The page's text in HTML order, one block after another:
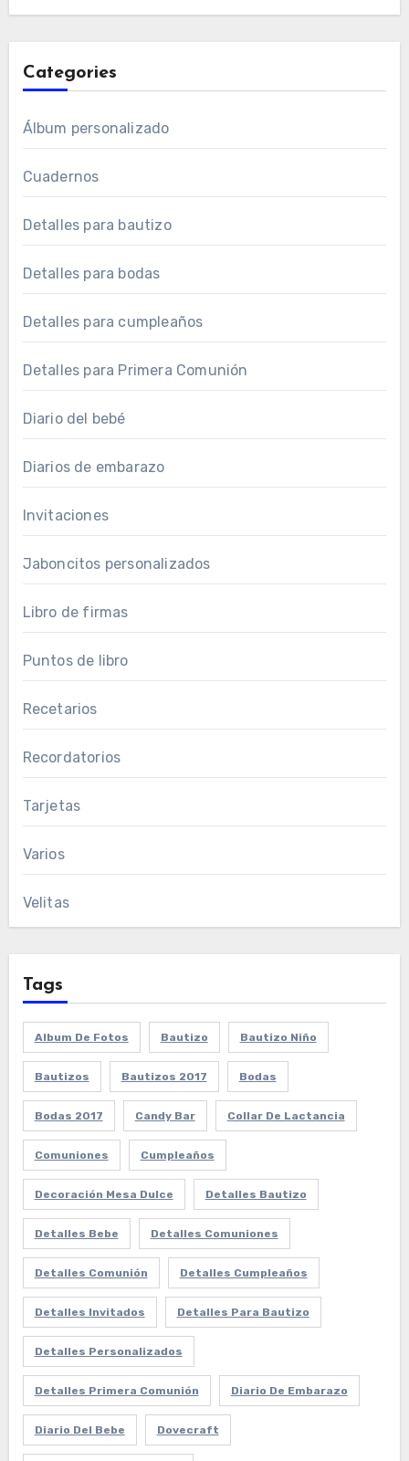
Categories
Álbum personalizado
Cuadernos
Detalles para bautizo
Detalles para bodas
Detalles para cumpleaños
Detalles para Primera Comunión
Diario del bebé
Diarios de embarazo
Invitaciones
Jaboncitos personalizados
Libro de firmas
Puntos de libro
Recetarios
Recordatorios
Tarjetas
Varios
Velitas
Tags
Album De Fotos Bautizo Bautizo Niño
Bautizos Bautizos 2017 Bodas
Bodas 2017 Candy Bar Collar De Lactancia
Comuniones Cumpleaños
Decoración Mesa Dulce Detalles Bautizo
Detalles Bebe Detalles Comuniones
Detalles Comunión Detalles Cumpleaños
Detalles Invitados Detalles Para Bautizo
Detalles Personalizados
Detalles Primera Comunión Diario De Embarazo
Diario Del Bebe Dovecraft